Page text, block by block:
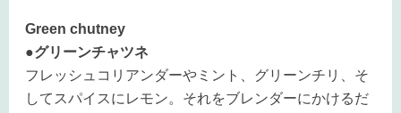
Green chutney
●グリーンチャツネ
フレッシュコリアンダーやミント、グリーンチリ、そ
してスパイスにレモン。それをブレンダーにかけるだ